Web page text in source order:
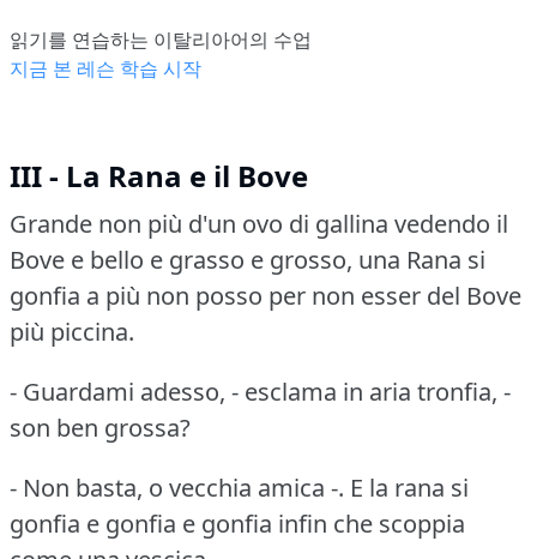
읽기를 연습하는 이탈리아어의 수업
지금 본 레슨 학습 시작
III - La Rana e il Bove
Grande non più d'un ovo di gallina vedendo il
Bove e bello e grasso e grosso, una Rana si
gonfia a più non posso per non esser del Bove
più piccina.
- Guardami adesso, - esclama in aria tronfia, -
son ben grossa?
- Non basta, o vecchia amica -. E la rana si
gonfia e gonfia e gonfia infin che scoppia